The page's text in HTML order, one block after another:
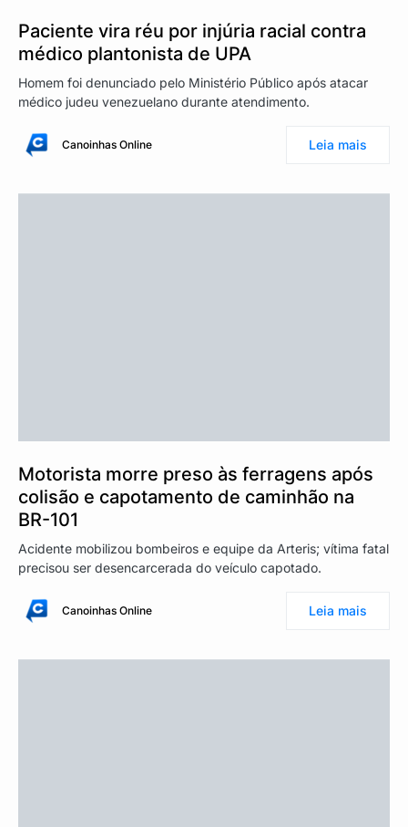
Paciente vira réu por injúria racial contra
médico plantonista de UPA
Homem foi denunciado pelo Ministério Público após atacar
médico judeu venezuelano durante atendimento.
Canoinhas Online Leia mais
Motorista morre preso às ferragens após
colisão e capotamento de caminhão na
BR-101
Acidente mobilizou bombeiros e equipe da Arteris; vítima fatal
precisou ser desencarcerada do veículo capotado.
Canoinhas Online Leia mais